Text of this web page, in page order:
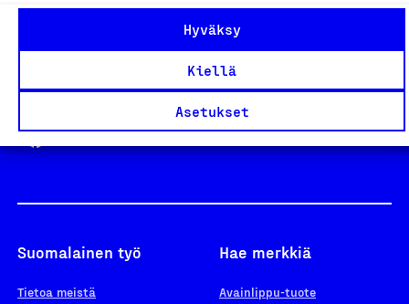
Hyväksy
Kiellä
Asetukset
Yhteiskunnallinen Yritys -merkki
Suomalainen työ
Tietoa meistä
Hae merkkiä
Avainlippu-tuote